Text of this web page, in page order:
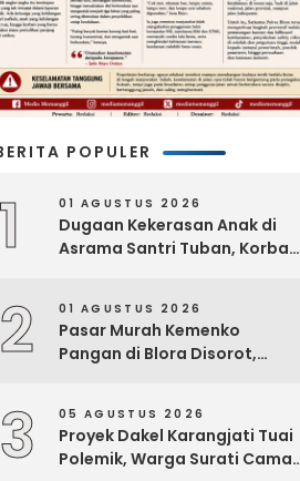
POPULER
1 01 AGUSTUS 2026
Dugaan Kekerasan Anak di
Asrama Santri Tuban, Korban
2 01 AGUSTUS 2026
Pasar Murah Kemenko
Pangan di Blora Disorot,
3 05 AGUSTUS 2026
Proyek Dakel Karangjati Tuai
Polemik, Warga Surati Camat